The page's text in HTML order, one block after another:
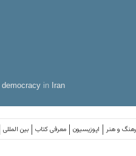
democracy in Iran
بین المللی معرفی کتاب اپوزیسیون و هنر